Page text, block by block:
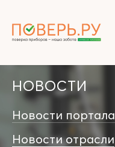
НОВОСТИ
Новости портала
Новости отрасли